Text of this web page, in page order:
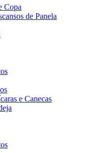
Copa
de Panela
e Canecas